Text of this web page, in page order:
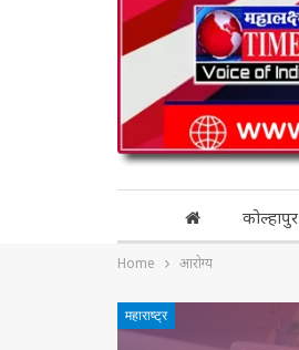
कोल्हापुर
Home आरोग्य
महाराष्ट्र